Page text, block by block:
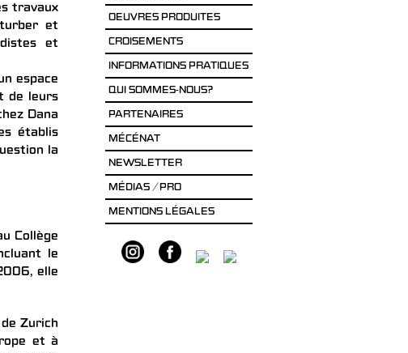
travaux
et
et
espace
de leurs
Dana
établis
la
Collège
le
elle
Zurich
et à
OEUVRES PRODUITES
CROISEMENTS
INFORMATIONS PRATIQUES
QUI SOMMES-NOUS?
PARTENAIRES
MÉCÉNAT
NEWSLETTER
MÉDIAS / PRO
MENTIONS LÉGALES